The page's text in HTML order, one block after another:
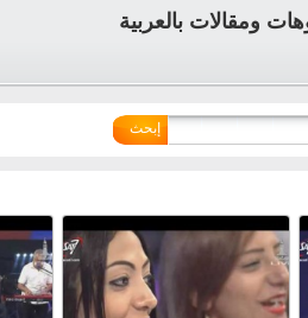
إبحث